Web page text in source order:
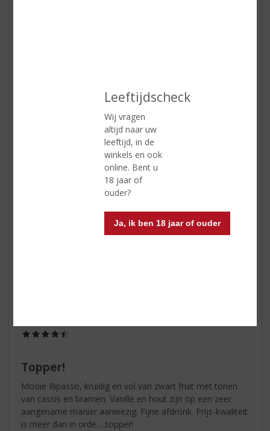
Leeftijdscheck
Wij vragen
altijd naar uw
leeftijd, in de
winkels en ook
online. Bent u
18 jaar of
ouder?
Ja, ik ben 18 jaar of ouder
Topper!
Mooie Ripasso, kruidig en vol van zwart fruit met tonen
van cassis en bramen. Vanille en hout zijn op een zeer
aangename manier aanwezig. Fijne afdronk. Prijs-kwaliteit
is meer dan in orde.....topper!